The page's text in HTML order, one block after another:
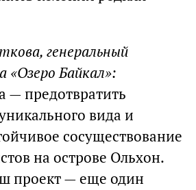
генеральный
«Озеро Байкал»:
— предотвратить
вида и
сосуществование
на острове Ольхон.
проект — еще один